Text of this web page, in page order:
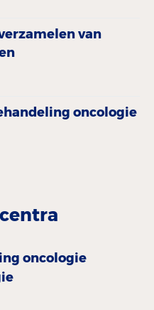
van
oncologie
oncologie